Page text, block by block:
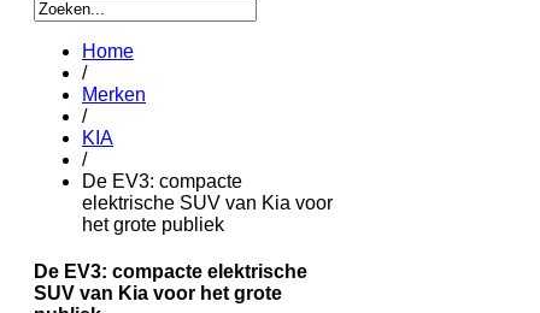
Home
/
Merken
/
KIA
/
De EV3: compacte
elektrische SUV van Kia voor
het grote publiek
De EV3: compacte elektrische
SUV van Kia voor het grote